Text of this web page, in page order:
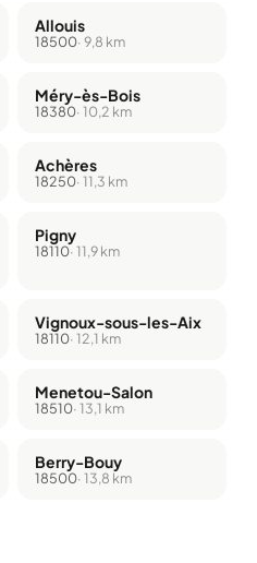
Allouis
18500· 9,8 km
Méry-ès-Bois
18380· 10,2 km
Achères
18250· 11,3 km
Pigny
18110· 11,9 km
Vignoux-sous-les-Aix
18110· 12,1 km
Menetou-Salon
18510· 13,1 km
Berry-Bouy
18500· 13,8 km